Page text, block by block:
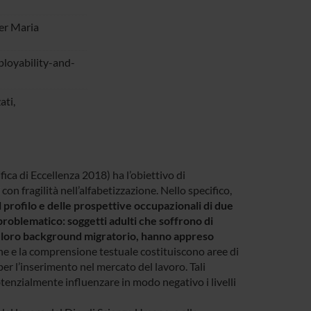
Maria
and-
di Eccellenza 2018) ha l’obiettivo di
fragilità nell’alfabetizzazione. Nello specifico,
e delle prospettive occupazionali di due
soggetti adulti che soffrono di
background migratorio, hanno appreso
e la comprensione testuale costituiscono aree di
l’inserimento nel mercato del lavoro. Tali
influenzare in modo negativo i livelli